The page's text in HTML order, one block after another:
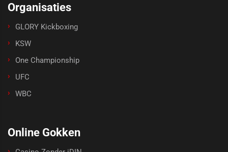
Organisaties
GLORY Kickboxing
KSW
One Championship
UFC
WBC
Online Gokken